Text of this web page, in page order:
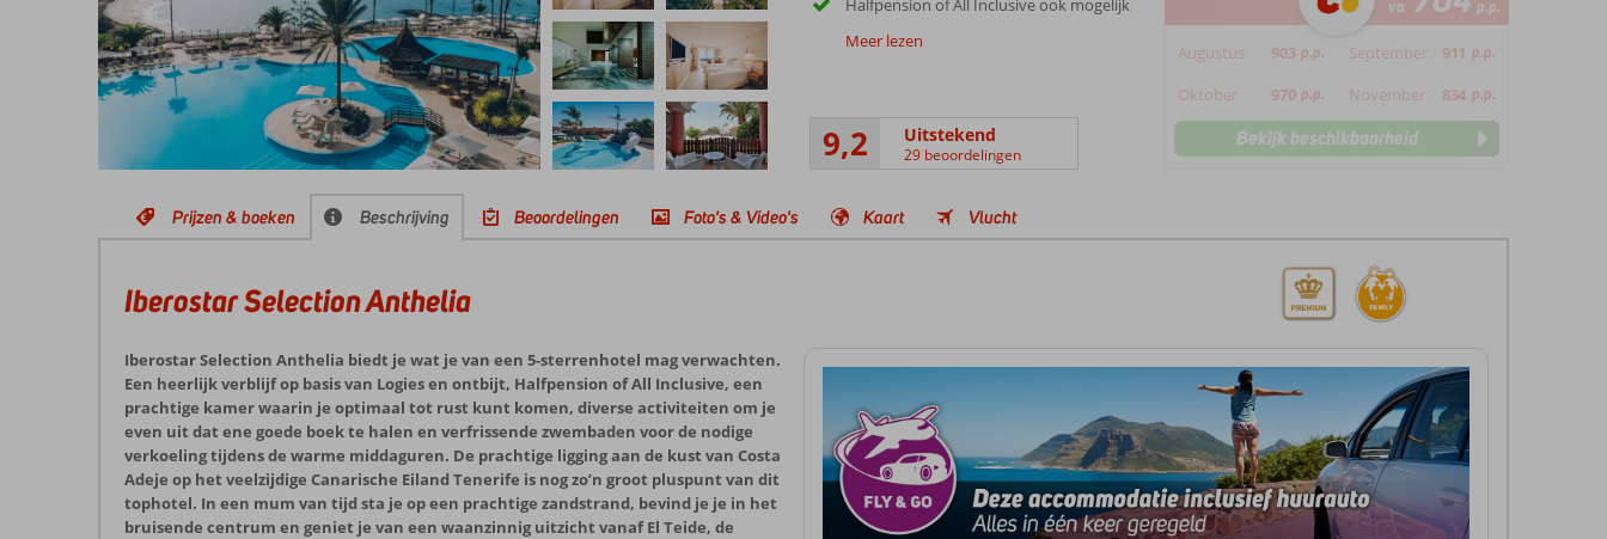
Halfpension of All Inclusive ook mogelijk
Meer lezen
9,2 Uitstekend
29 beoordelingen
va p.p.
Augustus 903 p.p. September 911 p.p.
Oktober 970 p.p. November 834 p.p.
Bekijk beschikbaarheid
Prijzen & boeken Beschrijving Beoordelingen Foto's & Video's Kaart Vlucht
Iberostar Selection Anthelia
Iberostar Selection Anthelia biedt je wat je van een 5-sterrenhotel mag verwachten.
Een heerlijk verblijf op basis van Logies en ontbijt, Halfpension of All Inclusive, een
prachtige kamer waarin je optimaal tot rust kunt komen, diverse activiteiten om je
even uit dat ene goede boek te halen en verfrissende zwembaden voor de nodige
verkoeling tijdens de warme middaguren. De prachtige ligging aan de kust van Costa
Adeje op het veelzijdige Canarische Eiland Tenerife is nog zo’n groot pluspunt van dit
tophotel. In een mum van tijd sta je op een prachtige zandstrand, bevind je je in het
bruisende centrum en geniet je van een waanzinnig uitzicht vanaf El Teide, de